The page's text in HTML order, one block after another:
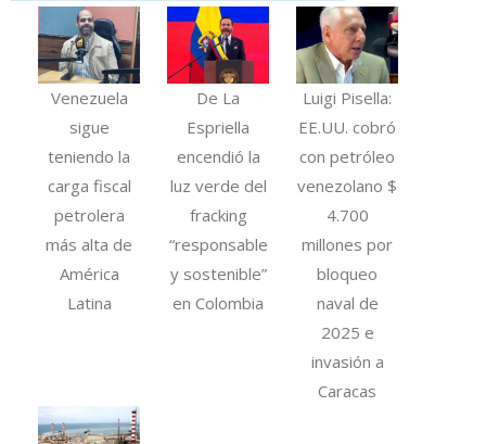
Venezuela
sigue
teniendo la
carga fiscal
petrolera
más alta de
América
Latina
De La
Espriella
encendió la
luz verde del
fracking
“responsable
y sostenible”
en Colombia
Luigi Pisella:
EE.UU. cobró
con petróleo
venezolano $
4.700
millones por
bloqueo
naval de
2025 e
invasión a
Caracas